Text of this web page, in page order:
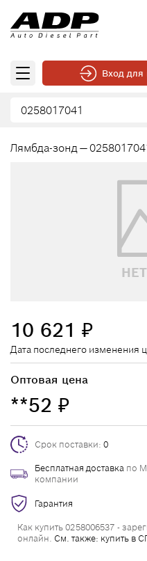
Вход для
Лямбда-зонд —
10 621 ₽
Дата последнего изменения
Оптовая цена
**52 ₽
Срок поставки: 0
Бесплатная доставка по
компании
Гарантия
Как купить 0258006537 -
онлайн. См. также: купить в